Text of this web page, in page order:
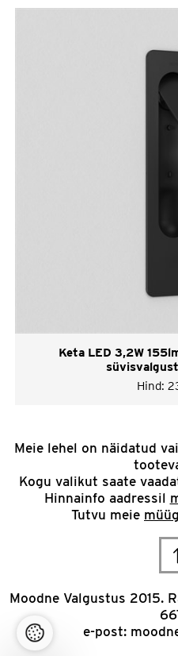
Keta LED 3,2W
Hind:
Meie lehel on näidatud
Kogu valikut saate
Hinnainfo aadressil
Tutvu meie
Moodne Valgustus 2015.
e-post: